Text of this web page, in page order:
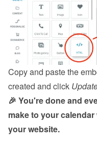
Copy and paste the
created and click
🎉 You're done and
make to your
your website.